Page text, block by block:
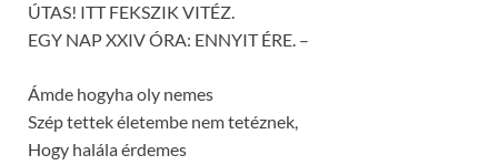
ÚTAS! ITT FEKSZIK VITÉZ.
EGY NAP XXIV ÓRA: ENNYIT ÉRE. –
Ámde hogyha oly nemes
Szép tettek életembe nem tetéznek,
Hogy halála érdemes